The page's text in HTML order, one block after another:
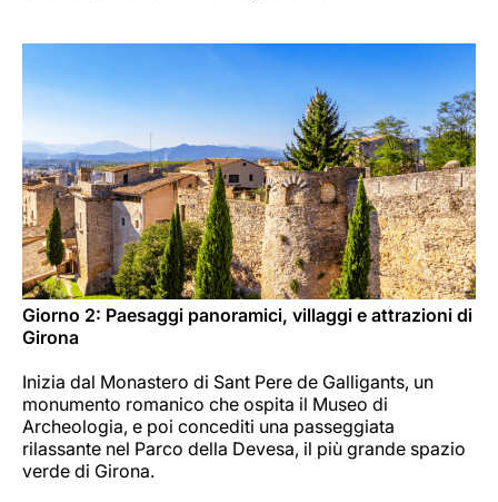
Giorno 2: Paesaggi panoramici, villaggi e attrazioni di
Girona
Inizia dal Monastero di Sant Pere de Galligants, un
monumento romanico che ospita il Museo di
Archeologia, e poi concediti una passeggiata
rilassante nel Parco della Devesa, il più grande spazio
verde di Girona.